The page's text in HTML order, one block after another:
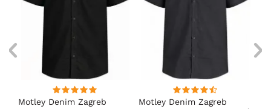
Motley Denim Zagreb
Motley Denim Zagreb